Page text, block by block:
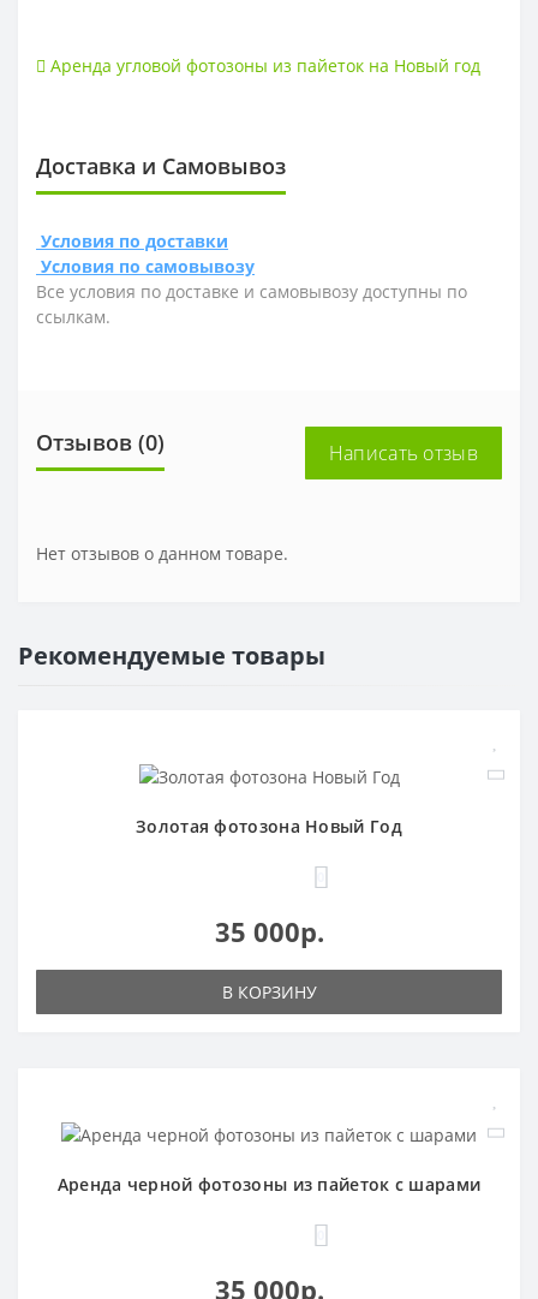
Аренда угловой фотозоны из пайеток на Новый год
Доставка и Самовывоз
Условия по доставки
Условия по самовывозу
Все условия по доставке и самовывозу доступны по
ссылкам.
Отзывов (0) Написать отзыв
Нет отзывов о данном товаре.
Рекомендуемые товары
Золотая фотозона Новый Год
35 000р.
В КОРЗИНУ
Аренда черной фотозоны из пайеток с шарами
35 000р.